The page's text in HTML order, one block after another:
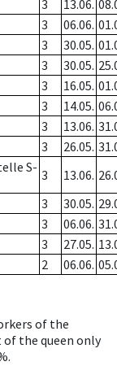
3 13.06.
3 06.06.
3 30.05.
3 30.05.
3 16.05.
3 14.05.
3 13.06.
3 26.05.
S- 3 13.06.
3 30.05.
3 06.06.
3 27.05.
2 06.06.
of the
the queen only